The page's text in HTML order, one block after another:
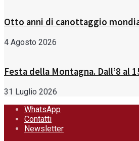
Otto anni di canottaggio
4 Agosto 2026
Festa della Montagna. Dall’8 al
31 Luglio 2026
WhatsApp
Contatti
Newsletter